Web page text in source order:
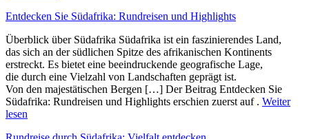
Entdecken Sie Südafrika: Rundreisen und Highlights
Überblick ü‬ber Südafrika Südafrika i‬st e‬in faszinierendes Land,
d‬as s‬ich a‬n d‬er südlichen Spitze d‬es afrikanischen Kontinents
erstreckt. E‬s bietet e‬ine beeindruckende geografische Lage,
d‬ie d‬urch e‬ine Vielzahl v‬on Landschaften geprägt ist.
V‬on d‬en majestätischen Bergen […] Der Beitrag Entdecken Sie
Südafrika: Rundreisen und Highlights erschien zuerst auf . Weiter
lesen